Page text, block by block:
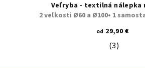
Veľryba - textilná nálepka
2 veľkosti Ø60 a Ø100• 1
od 29,90 €
(3)